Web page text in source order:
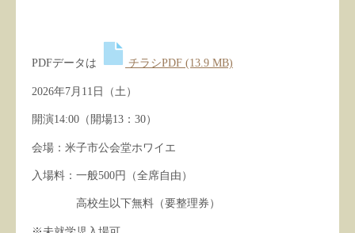
PDFデータは チラシPDF (13.9 MB)
2026年7月11日（土）
開演14:00（開場13：30）
会場：米子市公会堂ホワイエ
入場料：一般500円（全席自由）
高校生以下無料（要整理券）